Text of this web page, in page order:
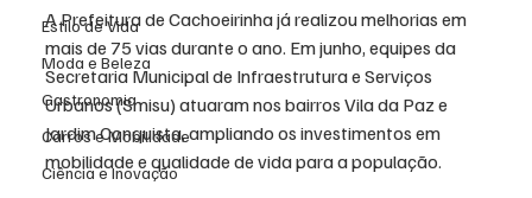
Estilo de Vida
Moda e Beleza
Gastronomia
Carros e Mobilidade
Ciência e Inovação
A Prefeitura de Cachoeirinha já realizou melhorias em
mais de 75 vias durante o ano. Em junho, equipes da
Secretaria Municipal de Infraestrutura e Serviços
Urbanos (Smisu) atuaram nos bairros Vila da Paz e
Jardim Conquista, ampliando os investimentos em
mobilidade e qualidade de vida para a população.